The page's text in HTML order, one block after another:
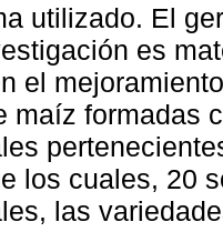
utilizado. El
es
el
maíz formadas
los cuales, 20
las